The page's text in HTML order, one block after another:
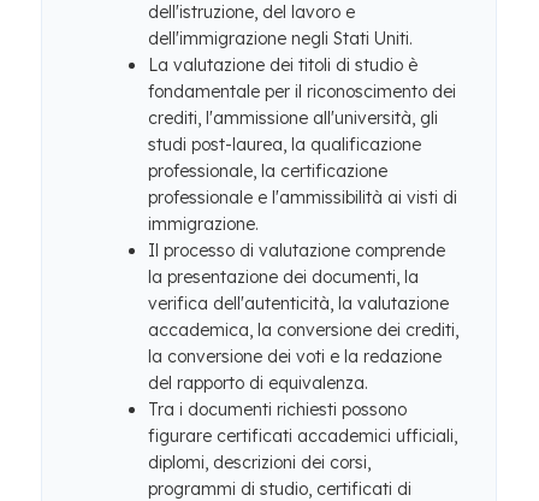
dell'istruzione, del lavoro e
dell'immigrazione negli Stati Uniti.
La valutazione dei titoli di studio è
fondamentale per il riconoscimento dei
crediti, l'ammissione all'università, gli
studi post-laurea, la qualificazione
professionale, la certificazione
professionale e l'ammissibilità ai visti di
immigrazione.
Il processo di valutazione comprende
la presentazione dei documenti, la
verifica dell'autenticità, la valutazione
accademica, la conversione dei crediti,
la conversione dei voti e la redazione
del rapporto di equivalenza.
Tra i documenti richiesti possono
figurare certificati accademici ufficiali,
diplomi, descrizioni dei corsi,
programmi di studio, certificati di